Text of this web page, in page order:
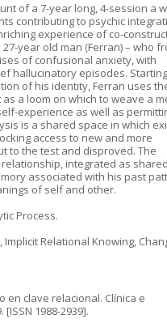
of a 7-year long, 4-session a
contributing to psychic
experience of co-
year old man (Ferran) – who
of confusional anxiety, with
hallucinatory episodes.
of his identity, Ferran uses
a loom on which to weave a
experience as well as
is a shared space in which
access to new and more
to the test and disproved. The
integrated as
associated with his past
of self and other.
Process.
Relational Knowing,
en clave relacional. Clínica e
1988-2939].